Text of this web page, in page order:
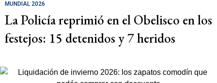
MUNDIAL 2026
La Policía reprimió en el Obelisco en los
festejos: 15 detenidos y 7 heridos